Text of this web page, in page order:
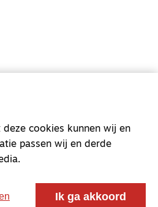
cookies kunnen wij en
passen wij en derde
Ik ga akkoord